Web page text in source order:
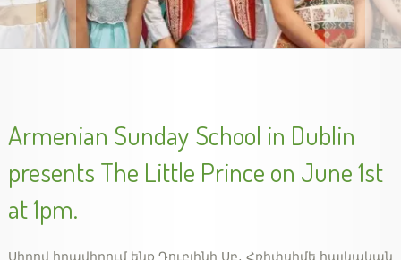
Armenian Sunday School in Dublin
presents The Little Prince on June 1st
at 1pm.
Սիրով հրավիրում ենք Դուբլինի Սբ․ Հռիփսիմե հայկական